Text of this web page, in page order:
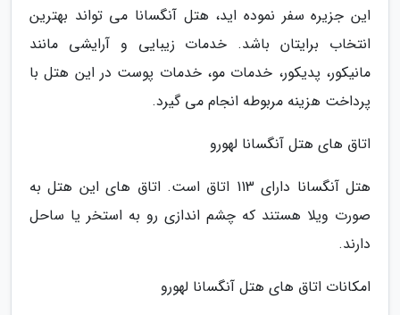
این جزیره سفر نموده اید، هتل آنگسانا می تواند بهترین
انتخاب برایتان باشد. خدمات زیبایی و آرایشی مانند
مانیکور، پدیکور، خدمات مو، خدمات پوست در این هتل با
پرداخت هزینه مربوطه انجام می گیرد.
اتاق های هتل آنگسانا لهورو
هتل آنگسانا دارای 113 اتاق است. اتاق های این هتل به
صورت ویلا هستند که چشم اندازی رو به استخر یا ساحل
دارند.
امکانات اتاق های هتل آنگسانا لهورو